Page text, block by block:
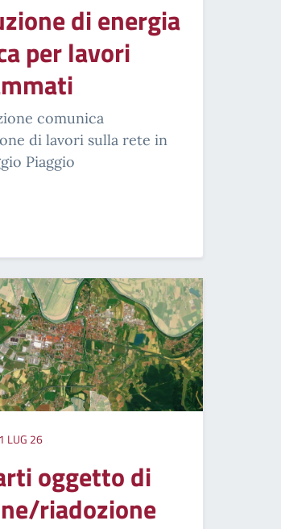
di energia
per lavori
comunica
di lavori sulla rete in
Piaggio
LUG 26
oggetto di
riadozione